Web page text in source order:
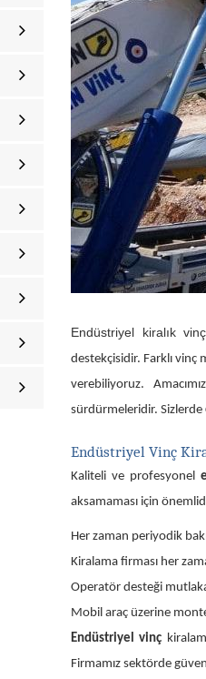
Endüstriyel kiralık
destekçisidir. Farklı vinç
verebiliyoruz.
sürdürmeleridir. Sizlerde
Endüstriyel Vinç
Kaliteli ve profesyonel
aksamaması için
Her zaman periyodik
Kiralama firması her
Operatör desteği
Mobil araç üzerine
Endüstriyel vinç
Firmamız sektörde